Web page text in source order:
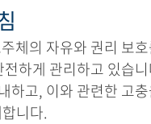
체의 자유와 권리 보
하게 관리하고 있습
하고, 이와 관련한 고
니다.